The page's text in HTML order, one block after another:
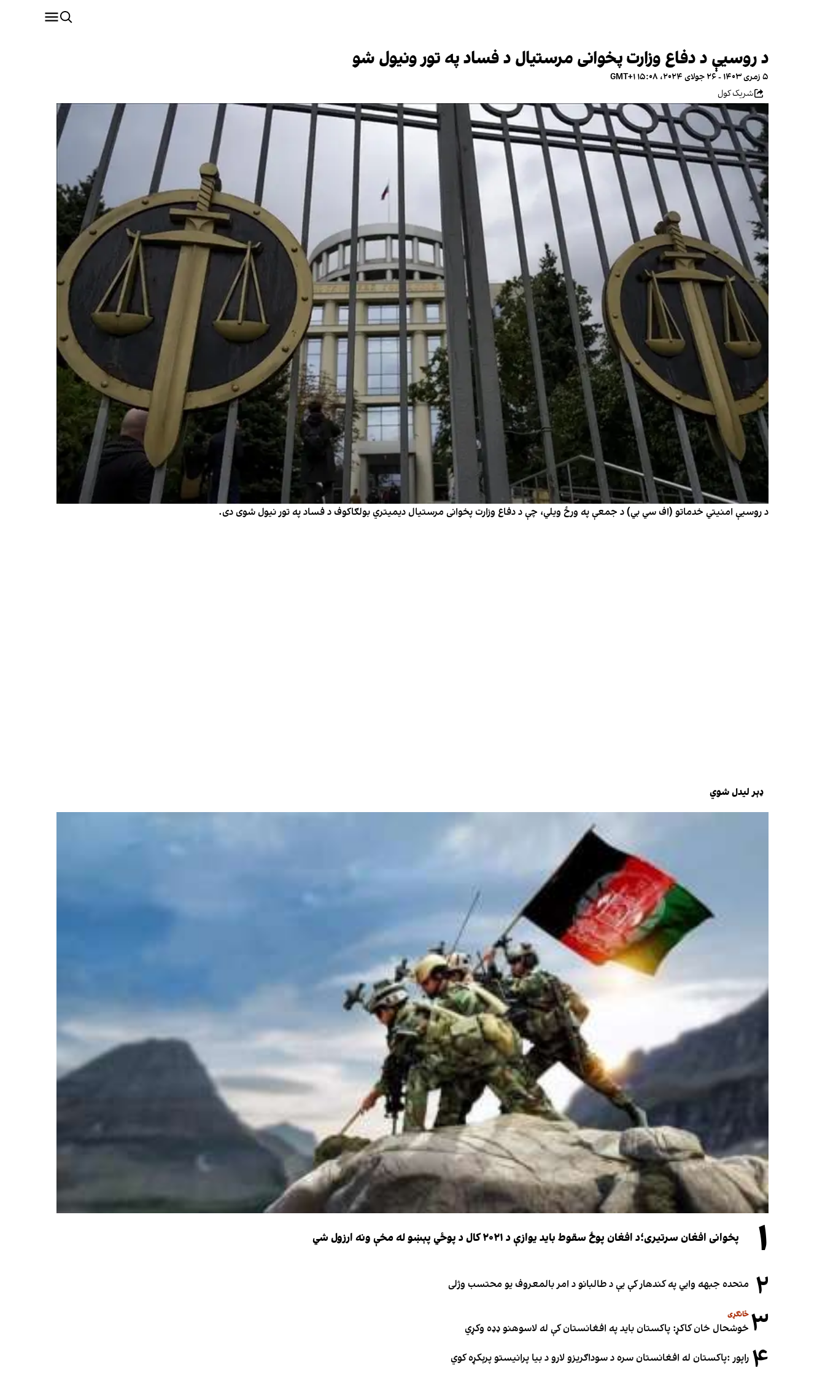
د روسیې د دفاع وزارت پخوانی مرستیال د فساد په تور ونیول شو
۵ زمری ۱۴۰۳ - ۲۶ جولای ۲۰۲۴، ۱۵:۰۸ GMT+۱
شریک کول
د روسیې امنیتي خدماتو (اف سي بي) د جمعې په ورځ ویلي، چې د دفاع وزارت پخوانی مرستیال دیمیتري بولګاکوف د فساد په تور نیول شوی دی.
ډېر لیدل شوي
۱ پخوانی افغان سرتیری؛د افغان پوځ سقوط باید یوازې د ۲۰۲۱ کال د پوځي پېښو له مخې ونه ارزول شي
۲ متحده جبهه وايي په کندهار کې یې د طالبانو د امر بالمعروف یو محتسب وژلی
۳ ځانګړی
خوشحال خان کاکړ: پاکستان بايد په افغانستان کې له لاسوهنو ډډه وکړي
۴ راپور :پاکستان له افغانستان سره د سوداګریزو لارو د بیا پرانیستو پرېکړه کوي